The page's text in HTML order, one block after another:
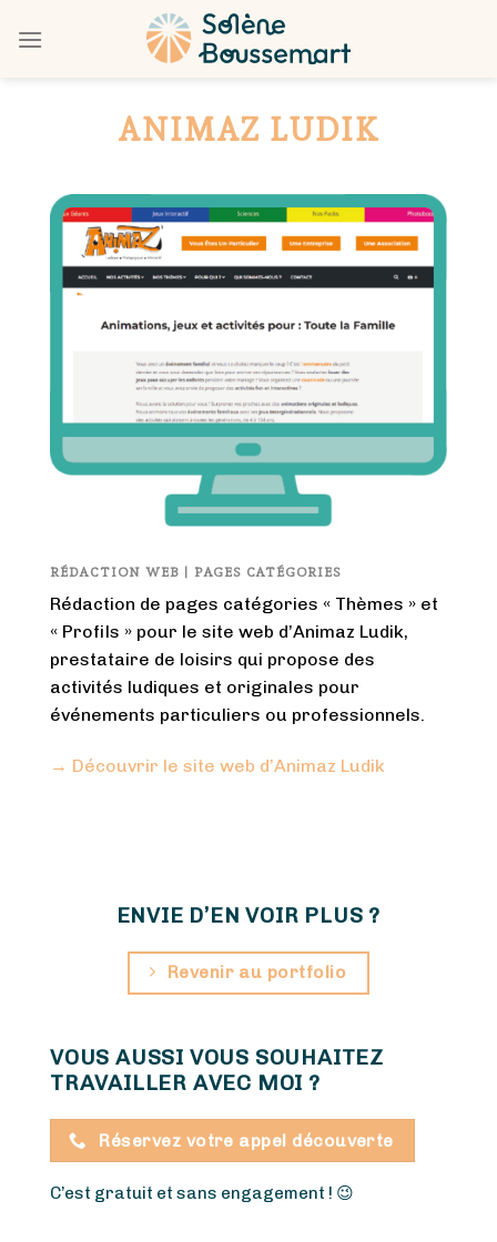
ANIMAZ LUDIK
RÉDACTION WEB | PAGES CATÉGORIES
Rédaction de pages catégories « Thèmes » et
« Profils » pour le site web d’Animaz Ludik,
prestataire de loisirs qui propose des
activités ludiques et originales pour
événements particuliers ou professionnels.
→ Découvrir le site web d’Animaz Ludik
ENVIE D’EN VOIR PLUS ?
Revenir au portfolio
VOUS AUSSI VOUS SOUHAITEZ
TRAVAILLER AVEC MOI ?
Réservez votre appel découverte
C’est gratuit et sans engagement ! 😉